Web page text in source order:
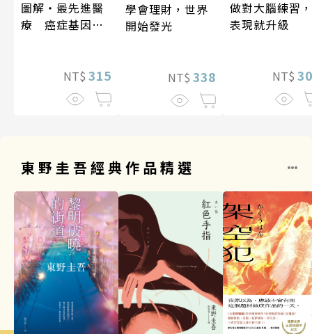
圖解‧最先進醫
療 癌症基因療
NT$ 315
學會理財，世界
開始發光
NT$ 338
做對大腦練習，
表現就升級
NT$
東野圭吾經典作品精選